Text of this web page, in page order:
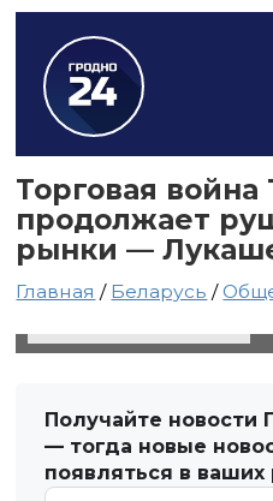
Торговая война
продолжает
рынки —
Главная / Беларусь /
Получайте новости
— тогда новые
появляться в